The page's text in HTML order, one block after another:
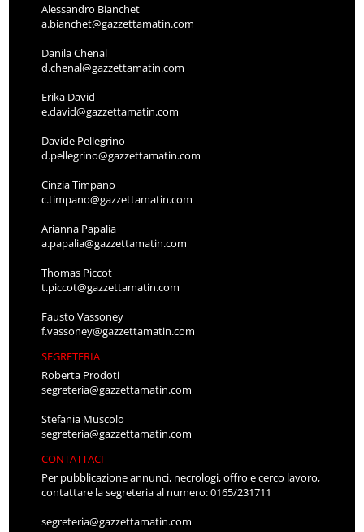
Alessandro Bianchet
a.bianchet@gazzettamatin.com
Danila Chenal
d.chenal@gazzettamatin.com
Erika David
e.david@gazzettamatin.com
Davide Pellegrino
d.pellegrino@gazzettamatin.com
Cinzia Timpano
c.timpano@gazzettamatin.com
Arianna Papalia
a.papalia@gazzettamatin.com
Thomas Piccot
t.piccot@gazzettamatin.com
Fausto Vassoney
f.vassoney@gazzettamatin.com
SEGRETERIA
Roberta Prodoti
segreteria@gazzettamatin.com
Stefania Muscolo
segreteria@gazzettamatin.com
CONTATTACI
Per pubblicazione annunci, necrologi, offro e cerco lavoro,
contattare la segreteria al numero: 0165/231711
segreteria@gazzettamatin.com